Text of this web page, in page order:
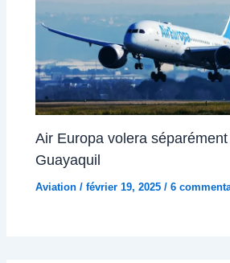
Air Europa volera
Guayaquil
Aviation /février 19, 2025/6